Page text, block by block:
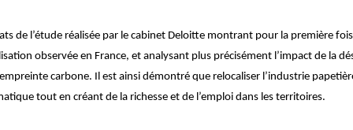
de l’étude réalisée par le cabinet Deloitte montrant pour la première
observée en France, et analysant plus précisément l’impact de la
carbone. Il est ainsi démontré que relocaliser l’industrie
tout en créant de la richesse et de l’emploi dans les territoires.